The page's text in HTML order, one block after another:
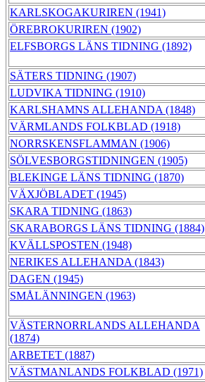
KARLSKOGAKURIREN (1941)
ÖREBROKURIREN (1902)
ELFSBORGS LÄNS TIDNING (1892)
SÄTERS TIDNING (1907)
LUDVIKA TIDNING (1910)
KARLSHAMNS ALLEHANDA (1848)
VÄRMLANDS FOLKBLAD (1918)
NORRSKENSFLAMMAN (1906)
SÖLVESBORGSTIDNINGEN (1905)
BLEKINGE LÄNS TIDNING (1870)
VÄXJÖBLADET (1945)
SKARA TIDNING (1863)
SKARABORGS LÄNS TIDNING (1884)
KVÄLLSPOSTEN (1948)
NERIKES ALLEHANDA (1843)
DAGEN (1945)
SMÅLÄNNINGEN (1963)
VÄSTERNORRLANDS ALLEHANDA
(1874)
ARBETET (1887)
VÄSTMANLANDS FOLKBLAD (1971)